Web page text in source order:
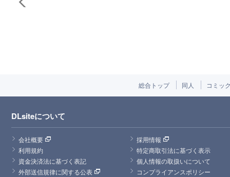
総合トップ 同人 コミッ
DLsiteについて
会社概要
採用情報
利用規約
特定商取引法に基づく表示
資金決済法に基づく表記
個人情報の取扱いについて
外部送信規律に関する公表
コンプライアンスポリシー